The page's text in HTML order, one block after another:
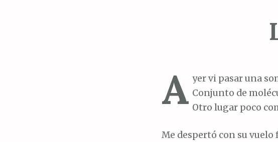
A yer vi pasar una
Conjunto de
Otro lugar poco
Me despertó con su vuelo